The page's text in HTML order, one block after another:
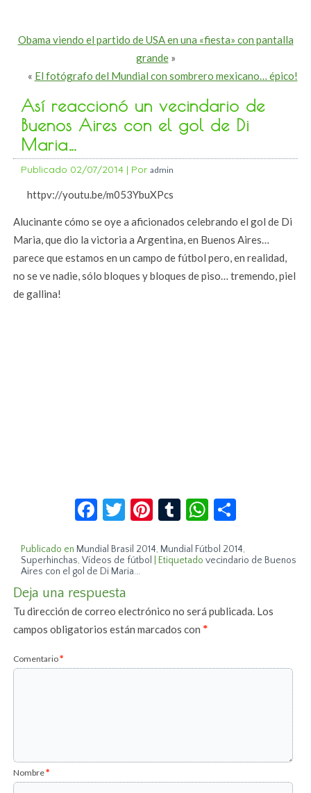
Obama viendo el partido de USA en una «fiesta» con pantalla
grande»
« El fotógrafo del Mundial con sombrero mexicano… épico!
Así reaccionó un vecindario de
Buenos Aires con el gol de Di
Maria…
Publicado 02/07/2014 | Por admin
httpv://youtu.be/m053YbuXPcs
Alucinante cómo se oye a aficionados celebrando el gol de Di
Maria, que dio la victoria a Argentina, en Buenos Aires…
parece que estamos en un campo de fútbol pero, en realidad,
no se ve nadie, sólo bloques y bloques de piso… tremendo, piel
de gallina!
Facebook
Twitter
Pinterest
TumblrWhatsApp
Publicado en Mundial Brasil 2014, Mundial Fútbol 2014,
Superhinchas,Vídeos de fútbol Etiquetado vecindario de Buenos
Aires con el gol de Di Maria...
Deja una respuesta
Tu dirección de correo electrónico no será publicada. Los
campos obligatorios están marcados con*
Comentario*
Nombre*